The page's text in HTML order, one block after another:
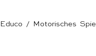
Educo / Motorisches Spiel